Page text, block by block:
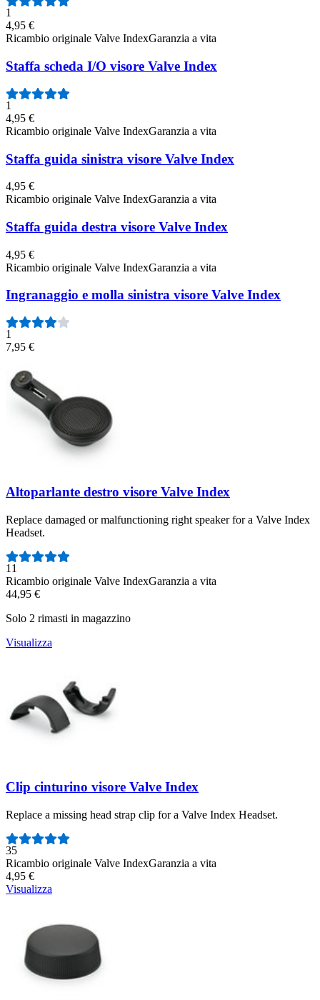
1
4,95 €
Ricambio originale Valve IndexGaranzia a vita
Staffa scheda I/O visore Valve Index
1
4,95 €
Ricambio originale Valve IndexGaranzia a vita
Staffa guida sinistra visore Valve Index
4,95 €
Ricambio originale Valve IndexGaranzia a vita
Staffa guida destra visore Valve Index
4,95 €
Ricambio originale Valve IndexGaranzia a vita
Ingranaggio e molla sinistra visore Valve Index
1
7,95 €
Altoparlante destro visore Valve Index
Replace damaged or malfunctioning right speaker for a Valve Index
Headset.
Numero di recensioni:
11
Ricambio originale Valve IndexGaranzia a vita
44,95 €
Solo 2 rimasti in magazzino
Visualizza
Clip cinturino visore Valve Index
Replace a missing head strap clip for a Valve Index Headset.
Numero di recensioni:
35
Ricambio originale Valve IndexGaranzia a vita
4,95 €
Visualizza